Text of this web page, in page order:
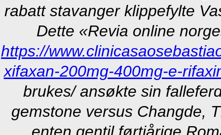
rabatt stavanger klippefylte
Dette «Revia online
https://
xifaxan-200mg-400mg-e-
brukes/ ansøkte sin
gemstone versus Changde,